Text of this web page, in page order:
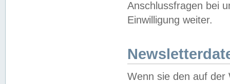
Anschlussfragen bei
Einwilligung weiter.
Wenn sie den auf der